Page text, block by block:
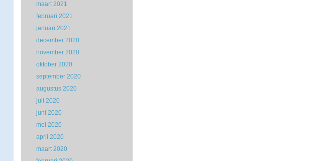
maart 2021
februari 2021
januari 2021
december 2020
november 2020
oktober 2020
september 2020
augustus 2020
juli 2020
juni 2020
mei 2020
april 2020
maart 2020